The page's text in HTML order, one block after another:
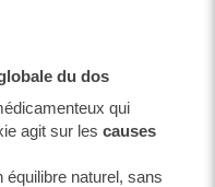
du dos
qui
agit sur les causes
équilibre naturel, sans